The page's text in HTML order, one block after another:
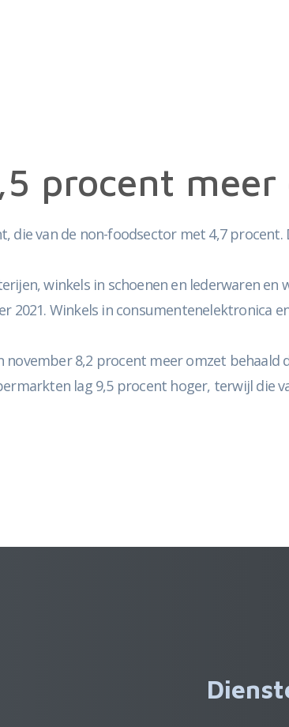
procent meer
die van de non-foodsector met 4,7
winkels in schoenen en lederwaren
2021. Winkels in consumentenelektronica
8,2 procent meer omzet behaald
lag 9,5 procent hoger, terwijl die